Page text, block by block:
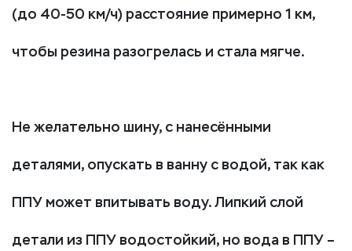
(до 40-50 км/ч) расстояние примерно 1 км,
чтобы резина разогрелась и стала мягче.
Не желательно шину, с нанесёнными
деталями, опускать в ванну с водой, так как
ППУ может впитывать воду. Липкий слой
детали из ППУ водостойкий, но вода в ППУ –